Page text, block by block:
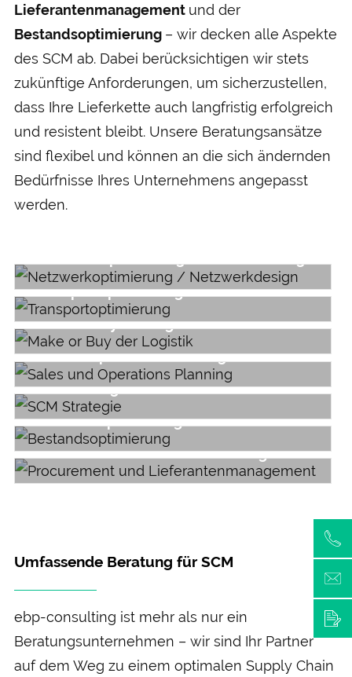
Lieferantenmanagement und der
Bestandsoptimierung – wir decken alle Aspekte
des SCM ab. Dabei berücksichtigen wir stets
zukünftige Anforderungen, um sicherzustellen,
dass Ihre Lieferkette auch langfristig erfolgreich
und resistent bleibt. Unsere Beratungsansätze
sind flexibel und können an die sich ändernden
Bedürfnisse Ihres Unternehmens angepasst
werden.
Transport­­optimierung
Make or Buy der Logistik
Sales & Operations Planning
SCM Strategie
Bestands­optimierung
Procurement & Lieferanten­management
Umfassende Beratung für SCM
ebp-consulting ist mehr als nur ein
Beratungsunternehmen – wir sind Ihr Partner
auf dem Weg zu einem optimalen Supply Chain